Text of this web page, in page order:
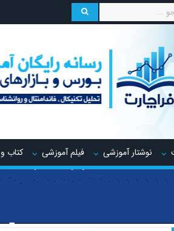
نوشتار آموزشی فیلم آموزشی کتاب